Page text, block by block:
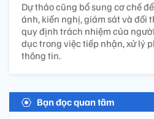
Dự thảo cũng bổ sung cơ chế
ánh, kiến nghị, giám sát và đối
quy định trách nhiệm của
dục trong việc tiếp nhận, xử lý
thông tin.
Bạn đọc quan tâm